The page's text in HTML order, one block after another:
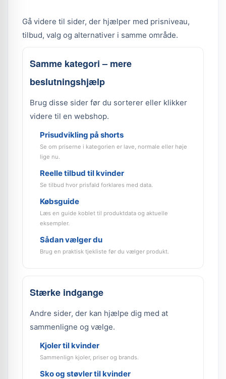
Gå videre til sider, der hjælper med prisniveau,
tilbud, valg og alternativer i samme område.
Samme kategori – mere
beslutningshjælp
Brug disse sider før du sorterer eller klikker
videre til en webshop.
Prisudvikling på shorts
Se om priserne i kategorien er lave, normale eller høje
lige nu.
Reelle tilbud til kvinder
Se tilbud hvor prisfald forklares med data.
Købsguide
Læs en guide koblet til produktdata og aktuelle
eksempler.
Sådan vælger du
Brug en praktisk tjekliste før du vælger produkt.
Stærke indgange
Andre sider, der kan hjælpe dig med at
sammenligne og vælge.
Kjoler til kvinder
Sammenlign kjoler, priser og brands.
Sko og støvler til kvinder